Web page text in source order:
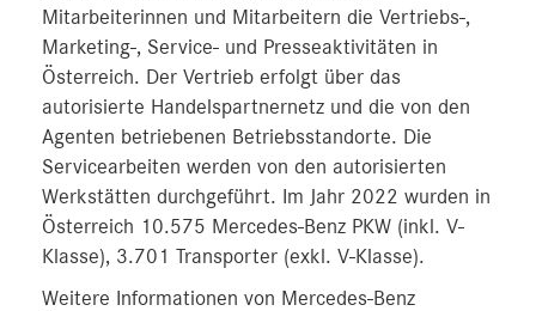
Mitarbeiterinnen und Mitarbeitern die Vertriebs-,
Marketing-, Service- und Presseaktivitäten in
Österreich. Der Vertrieb erfolgt über das
autorisierte Handelspartnernetz und die von den
Agenten betriebenen Betriebsstandorte. Die
Servicearbeiten werden von den autorisierten
Werkstätten durchgeführt. Im Jahr 2022 wurden in
Österreich 10.575 Mercedes-Benz PKW (inkl. V-
Klasse), 3.701 Transporter (exkl. V-Klasse).
Weitere Informationen von Mercedes-Benz